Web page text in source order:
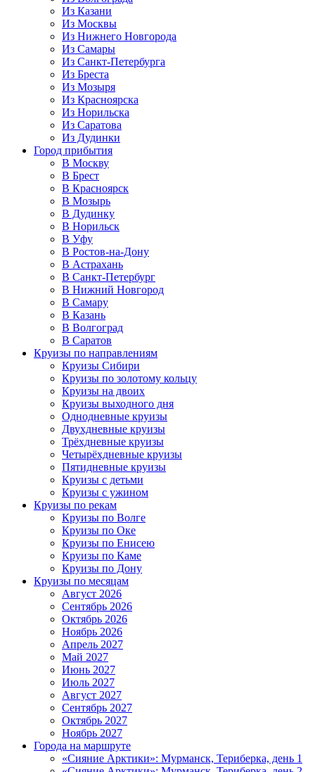
Из Казани
Из Москвы
Из Нижнего Новгорода
Из Самары
Из Санкт-Петербурга
Из Бреста
Из Мозыря
Из Красноярска
Из Норильска
Из Саратова
Из Дудинки
Город прибытия
В Москву
В Брест
В Красноярск
В Мозырь
В Дудинку
В Норильск
В Уфу
В Ростов-на-Дону
В Астрахань
В Санкт-Петербург
В Нижний Новгород
В Самару
В Казань
В Волгоград
В Саратов
Круизы по направлениям
Круизы Сибири
Круизы по золотому кольцу
Круизы на двоих
Круизы выходного дня
Однодневные круизы
Двухдневные круизы
Трёхдневные круизы
Четырёхдневные круизы
Пятидневные круизы
Круизы с детьми
Круизы с ужином
Круизы по рекам
Круизы по Волге
Круизы по Оке
Круизы по Енисею
Круизы по Каме
Круизы по Дону
Круизы по месяцам
Август 2026
Сентябрь 2026
Октябрь 2026
Ноябрь 2026
Апрель 2027
Май 2027
Июнь 2027
Июль 2027
Август 2027
Сентябрь 2027
Октябрь 2027
Ноябрь 2027
Города на маршруте
«Сияние Арктики»: Мурманск, Териберка, день 1